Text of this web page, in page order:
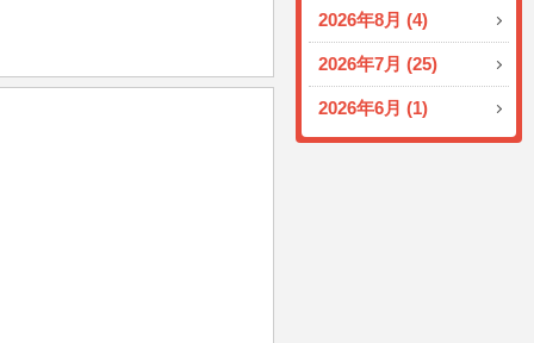
2026年8月 (4)
2026年7月 (25)
2026年6月 (1)